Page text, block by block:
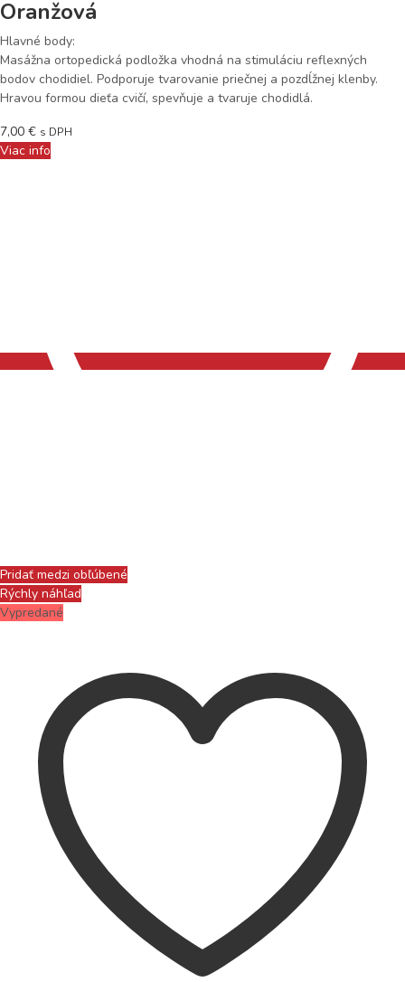
Oranžová
Hlavné body:
Masážna ortopedická podložka vhodná na stimuláciu reflexných
bodov chodidiel. Podporuje tvarovanie priečnej a pozdĺžnej klenby.
Hravou formou dieťa cvičí, spevňuje a tvaruje chodidlá.
7,00 € s DPH
Viac info
Pridať medzi obľúbené
Rýchly náhľad
Vypredané